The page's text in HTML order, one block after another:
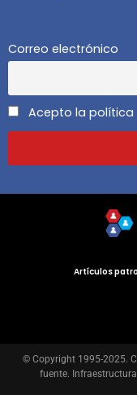
Correo electrónico
Acepto la política
Artículos
© Copyright 1995-2025.
fuente.